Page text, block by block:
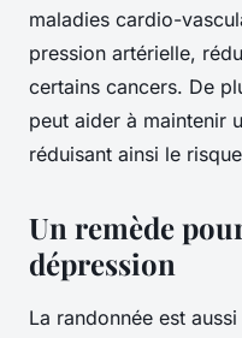
maladies cardio-
pression artérielle,
certains cancers. De
peut aider à maintenir
réduisant ainsi le
Un remède
dépression
La randonnée est